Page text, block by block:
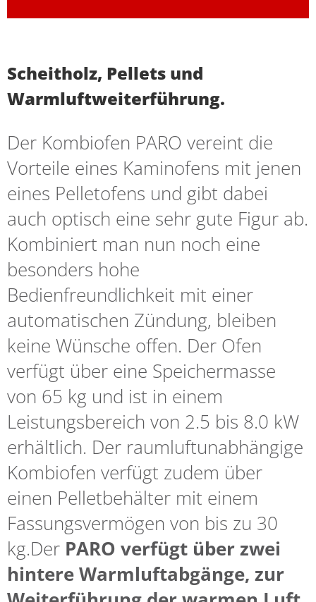
Scheitholz, Pellets und
Warmluftweiterführung.
Der Kombiofen PARO vereint die
Vorteile eines Kaminofens mit jenen
eines Pelletofens und gibt dabei
auch optisch eine sehr gute Figur ab.
Kombiniert man nun noch eine
besonders hohe
Bedienfreundlichkeit mit einer
automatischen Zündung, bleiben
keine Wünsche offen. Der Ofen
verfügt über eine Speichermasse
von 65 kg und ist in einem
Leistungsbereich von 2.5 bis 8.0 kW
erhältlich. Der raumluftunabhängige
Kombiofen verfügt zudem über
einen Pelletbehälter mit einem
Fassungsvermögen von bis zu 30
kg.Der PARO verfügt über zwei
hintere Warmluftabgänge, zur